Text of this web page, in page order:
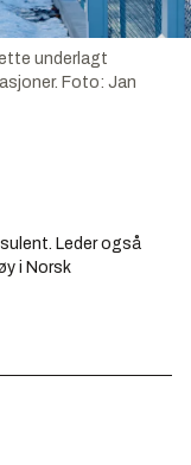
underlagt
Foto: Jan
Leder også
i Norsk